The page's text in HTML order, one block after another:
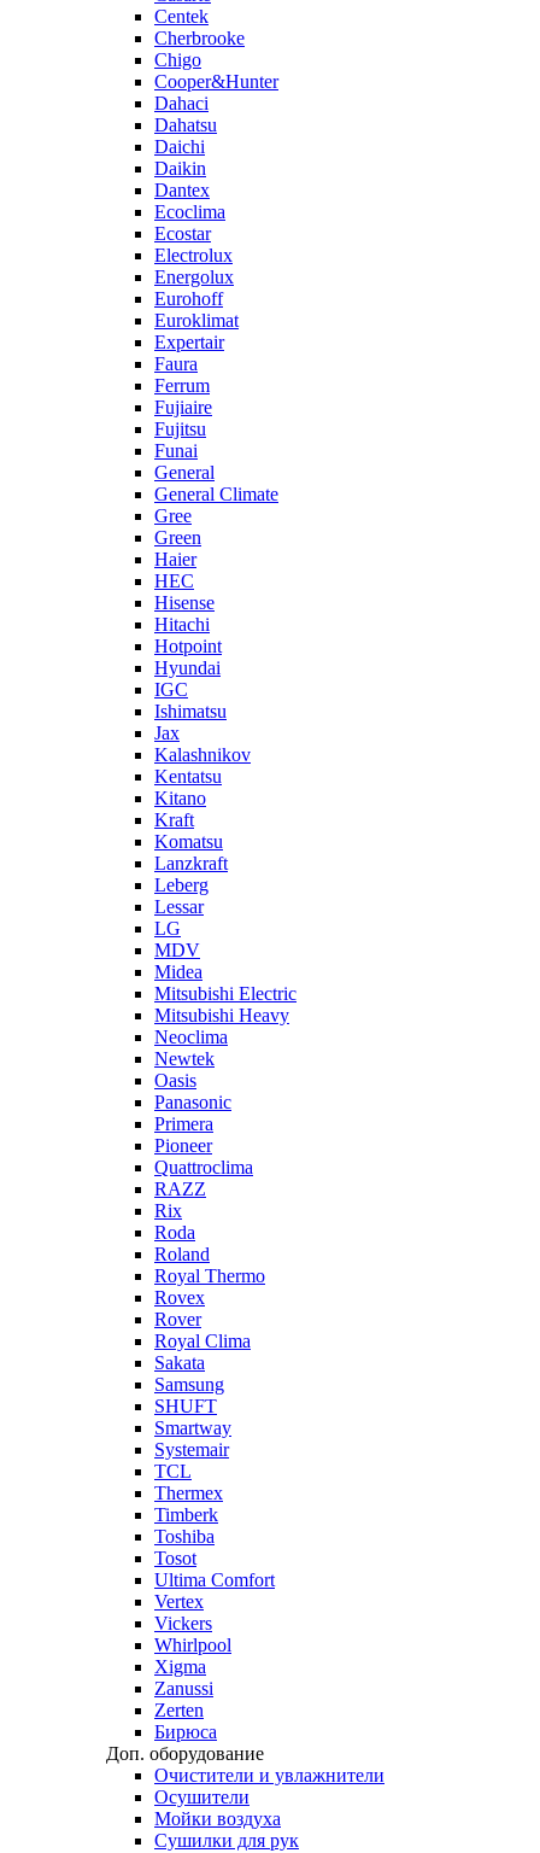
Centek
Cherbrooke
Chigo
Cooper&Hunter
Dahaci
Dahatsu
Daichi
Daikin
Dantex
Ecoclima
Ecostar
Electrolux
Energolux
Eurohoff
Euroklimat
Expertair
Faura
Ferrum
Fujiaire
Fujitsu
Funai
General
General Climate
Gree
Green
Haier
HEC
Hisense
Hitachi
Hotpoint
Hyundai
IGC
Ishimatsu
Jax
Kalashnikov
Kentatsu
Kitano
Kraft
Komatsu
Lanzkraft
Leberg
Lessar
LG
MDV
Midea
Mitsubishi Electric
Mitsubishi Heavy
Neoclima
Newtek
Oasis
Panasonic
Primera
Pioneer
Quattroclima
RAZZ
Rix
Roda
Roland
Royal Thermo
Rovex
Rover
Royal Clima
Sakata
Samsung
SHUFT
Smartway
Systemair
TCL
Thermex
Timberk
Toshiba
Tosot
Ultima Comfort
Vertex
Vickers
Whirlpool
Xigma
Zanussi
Zerten
Бирюса
Доп. оборудование
Очистители и увлажнители
Осушители
Мойки воздуха
Сушилки для рук